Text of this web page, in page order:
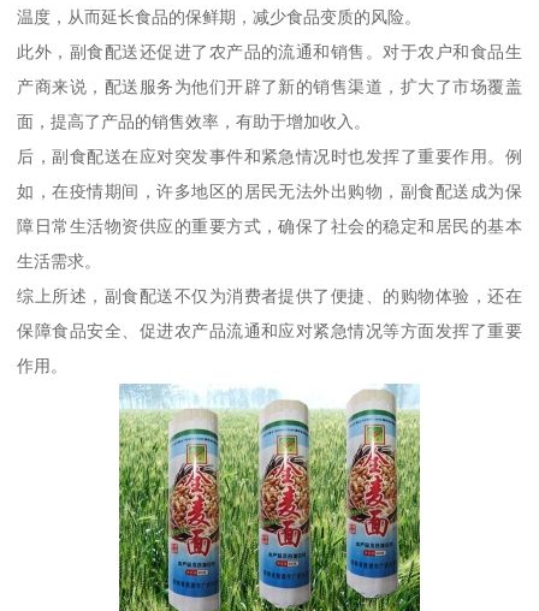
温度，从而延长食品的保鲜期，减少食品变质的风险。
此外，副食配送还促进了农产品的流通和销售。对于农户和食品生
产商来说，配送服务为他们开辟了新的销售渠道，扩大了市场覆盖
面，提高了产品的销售效率，有助于增加收入。
后，副食配送在应对突发事件和紧急情况时也发挥了重要作用。例
如，在疫情期间，许多地区的居民无法外出购物，副食配送成为保
障日常生活物资供应的重要方式，确保了社会的稳定和居民的基本
生活需求。
综上所述，副食配送不仅为消费者提供了便捷、的购物体验，还在
保障食品安全、促进农产品流通和应对紧急情况等方面发挥了重要
作用。